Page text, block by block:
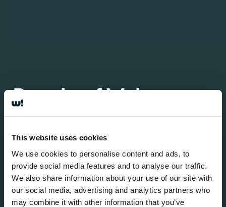
This website uses cookies
We use cookies to personalise content and ads, to
provide social media features and to analyse our traffic.
We also share information about your use of our site with
our social media, advertising and analytics partners who
may combine it with other information that you’ve
Peopleof Welcome
app: Rada